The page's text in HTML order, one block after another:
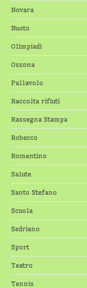
Novara
Nuoto
Olimpiadi
Ossona
Pallavolo
Raccolta rifiuti
Rassegna Stampa
Robecco
Romentino
Salute
Santo Stefano
Scuola
Sedriano
Sport
Teatro
Tennis